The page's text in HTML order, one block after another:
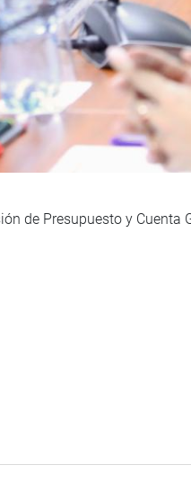
de Presupuesto y